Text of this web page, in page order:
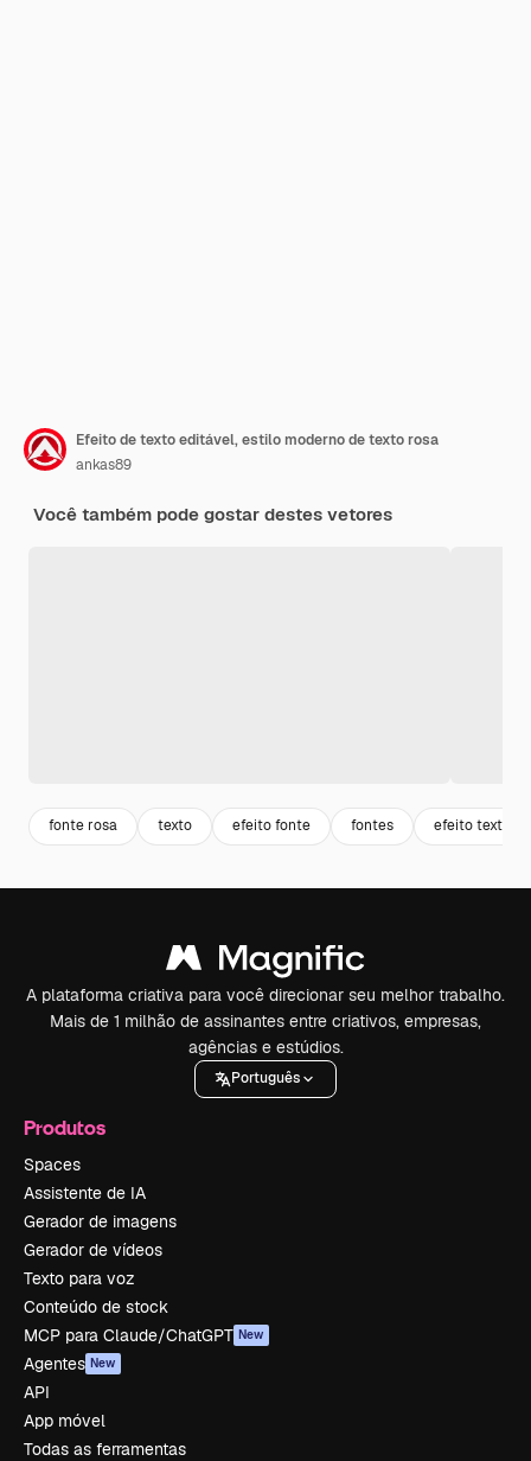
Efeito de texto editável, estilo moderno de texto rosa
ankas89
Você também pode gostar destes vetores
fonte rosa texto efeito fonte fontes efeito texto
A plataforma criativa para você direcionar seu melhor trabalho.
Mais de 1 milhão de assinantes entre criativos, empresas,
agências e estúdios.
Português
Produtos
Spaces
Assistente de IA
Gerador de imagens
Gerador de vídeos
Texto para voz
Conteúdo de stock
MCP para Claude/ChatGPT New
Agentes New
API
App móvel
Todas as ferramentas